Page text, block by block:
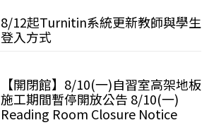
8/12起Turnitin系統更新教師與學生
登入方式
【開閉館】8/10(一)自習室高架地板
施工期間暫停開放公告 8/10(一)
Reading Room Closure Notice